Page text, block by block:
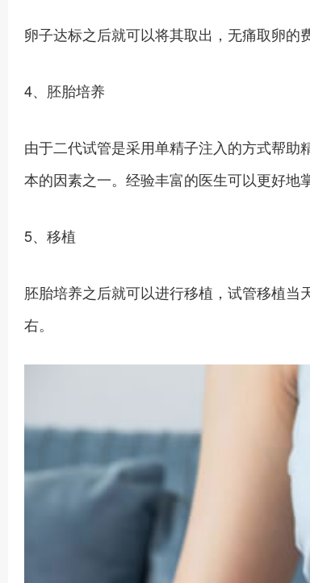
卵子达标之后就可以将其取出，无痛取卵的
4、胚胎培养
由于二代试管是采用单精子注入的方式帮助
本的因素之一。经验丰富的医生可以更好地
5、移植
胚胎培养之后就可以进行移植，试管移植
右。